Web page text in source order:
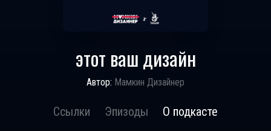
этот ваш дизайн
Автор: Мамкин Дизайнер
Ссылки Эпизоды О подкасте